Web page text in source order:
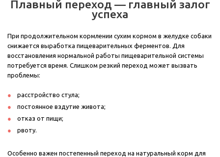
Плавный переход — главный залог
успеха
При продолжительном кормлении сухим кормом в желудке собаки
снижается выработка пищеварительных ферментов. Для
восстановления нормальной работы пищеварительной системы
потребуется время. Слишком резкий переход может вызвать
проблемы:
расстройство стула;
постоянное вздутие живота;
отказ от пищи;
рвоту.
Особенно важен постепенный переход на натуральный корм для